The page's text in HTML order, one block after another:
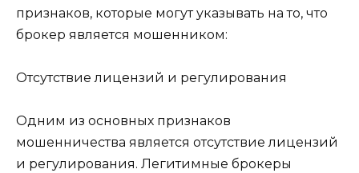
признаков, которые могут указывать на то, что
брокер является мошенником:
Отсутствие лицензий и регулирования
Одним из основных признаков
мошенничества является отсутствие лицензий
и регулирования. Легитимные брокеры